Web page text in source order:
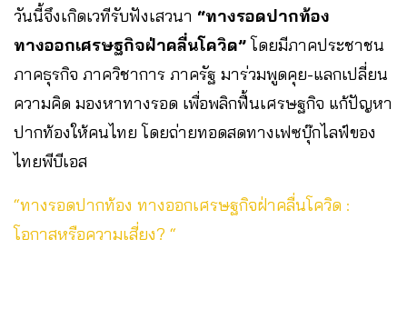
วันนี้จึงเกิดเวทีรับฟังเสวนา “ทางรอดปากท้อง
ทางออกเศรษฐกิจฝ่าคลื่นโควิด”โดยมีภาคประชาชน
ภาคธุรกิจ ภาควิชาการ ภาครัฐ มาร่วมพูดคุย-แลกเปลี่ยน
ความคิด มองหาทางรอด เพื่อพลิกฟื้นเศรษฐกิจ แก้ปัญหา
ปากท้องให้คนไทย โดยถ่ายทอดสดทางเฟซบุ๊กไลฟ์ของ
ไทยพีบีเอส
“ทางรอดปากท้อง ทางออกเศรษฐกิจฝ่าคลื่นโควิด :
โอกาสหรือความเสี่ยง? “